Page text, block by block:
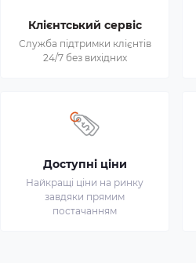
Клієнтський сервіс
Служба підтримки клієнтів
24/7 без вихідних
Доступні ціни
Найкращі ціни на ринку
завдяки прямим
постачанням